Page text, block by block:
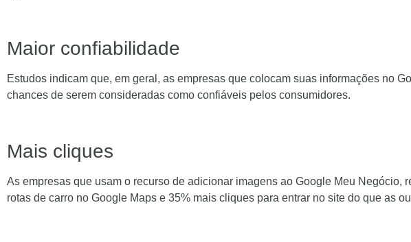
Maior confiabilidade
Estudos indicam que, em geral, as empresas que colocam suas informações no
chances de serem consideradas como confiáveis pelos consumidores.
Mais cliques
As empresas que usam o recurso de adicionar imagens ao Google Meu Negócio,
rotas de carro no Google Maps e 35% mais cliques para entrar no site do que as